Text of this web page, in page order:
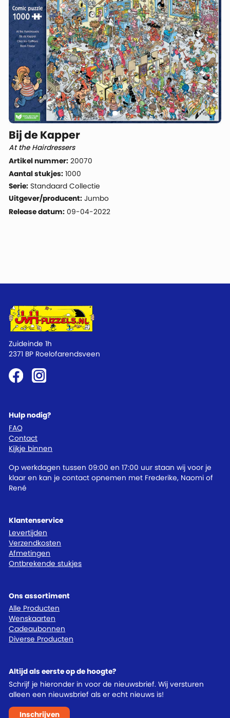
Bij de Kapper
At the Hairdressers
Artikel nummer: 20070
Aantal stukjes: 1000
Serie: Standaard Collectie
Uitgever/producent: Jumbo
Release datum: 09-04-2022
Klantenservice
Levertijden
Verzendkosten
Afmetingen
Ontbrekende stukjes
Ons assortiment
Alle Producten
Wenskaarten
Cadeaubonnen
Diverse Producten
Hulp nodig?
FAQ
Contact
Kijkje binnen
Op werkdagen tussen 09:00 en 17:00 uur staan wij voor je
klaar en kan je contact opnemen met Frederike, Naomi of
René
Zuideinde 1h
2371 BP Roelofarendsveen
Altijd als eerste op de hoogte?
Schrijf je hieronder in voor de nieuwsbrief. Wij versturen
alleen een nieuwsbrief als er echt nieuws is!
Inschrijven